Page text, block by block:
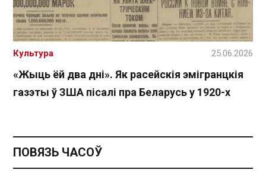
«Жыць ёй два дні». Як расейскія эмігранцкія
газэты ў ЗША пісалі пра Беларусь у 1920-х
Культура 25.06.2026
ПОВЯЗЬ ЧАСОЎ